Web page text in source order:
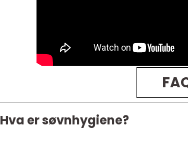
Hva er søvnhygiene?